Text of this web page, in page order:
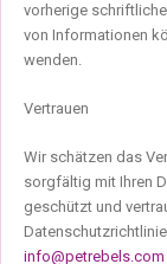
vorherige
von Informationen
wenden.
Vertrauen
Wir schätzen das
sorgfältig mit Ihren
geschützt und
Datenschutzrichtlinie
info@petrebels.com